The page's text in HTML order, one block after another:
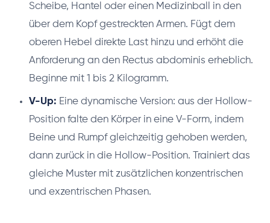
Scheibe, Hantel oder einen Medizinball in den
über dem Kopf gestreckten Armen. Fügt dem
oberen Hebel direkte Last hinzu und erhöht die
Anforderung an den Rectus abdominis erheblich.
Beginne mit 1 bis 2 Kilogramm.
V-Up: Eine dynamische Version: aus der Hollow-
Position falte den Körper in eine V-Form, indem
Beine und Rumpf gleichzeitig gehoben werden,
dann zurück in die Hollow-Position. Trainiert das
gleiche Muster mit zusätzlichen konzentrischen
und exzentrischen Phasen.